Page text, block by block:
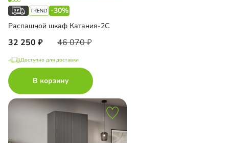
-30%
Распашной шкаф Катания-2С
32 250 46 070
Доступно для доставки
В корзину